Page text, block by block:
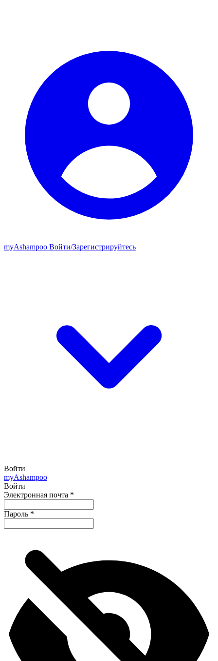
myAshampoo Войти/Зарегистрируйтесь
Войти
myAshampoo
Войти
Электронная почта *
Пароль *